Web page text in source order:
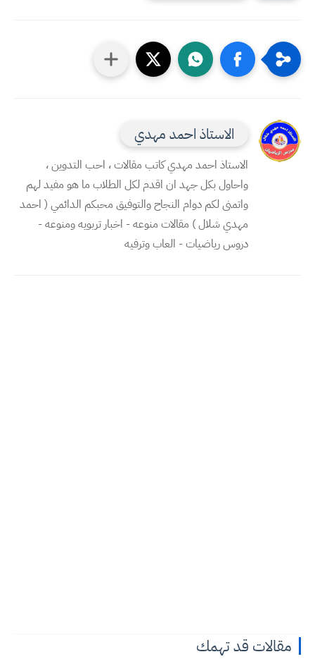
الاستاذ احمد مهدي
الاستاذ احمد مهدي كاتب مقالات ، احب التدوين ،
واحاول بكل جهد ان اقدم لكل الطلاب ما هو مفيد لهم
واتمنى لكم دوام النجاح والتوفيق محبكم الدائمي ( احمد
مهدي شلال ) مقالات منوعه - اخبار تربويه ومنوعه -
دروس رياضيات - العاب وترفيه
مقالات قد تهمك